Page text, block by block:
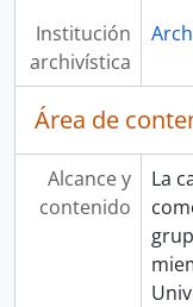
Institución
archivística
Área de
Alcance y
contenido
La